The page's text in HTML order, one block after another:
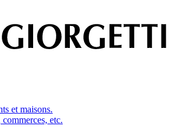
et maisons.
etc.